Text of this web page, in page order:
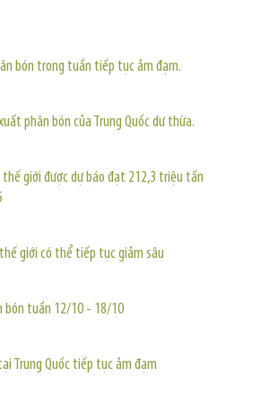
bón trong tuần tiếp tục ảm đạm.
phân bón của Trung Quốc dư thừa.
thế giới được dự báo đạt 212,3 triệu tấn
giới có thể tiếp tục giảm sâu
bón tuần 12/10 - 18/10
Trung Quốc tiếp tục ảm đạm